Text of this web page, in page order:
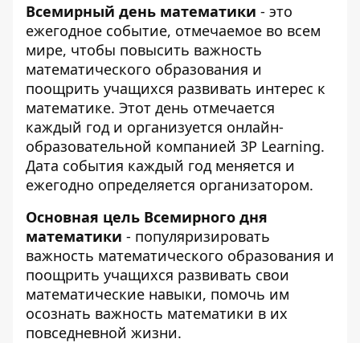
Всемирный день математики - это
ежегодное событие, отмечаемое во всем
мире, чтобы повысить важность
математического образования и
поощрить учащихся развивать интерес к
математике. Этот день отмечается
каждый год и организуется онлайн-
образовательной компанией 3P Learning.
Дата события каждый год меняется и
ежегодно определяется организатором.
Основная цель Всемирного дня
математики - популяризировать
важность математического образования и
поощрить учащихся развивать свои
математические навыки, помочь им
осознать важность математики в их
повседневной жизни.